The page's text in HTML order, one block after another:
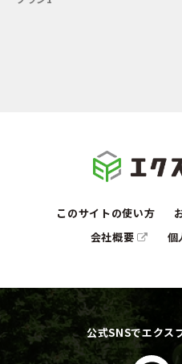
このサイトの使い方
会社概要
個
公式SNSでエクス